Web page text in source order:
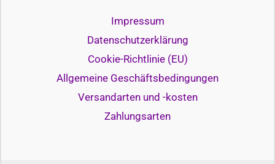
Impressum
Datenschutzerklärung
Cookie-Richtlinie (EU)
Allgemeine Geschäftsbedingungen
Versandarten und -kosten
Zahlungsarten